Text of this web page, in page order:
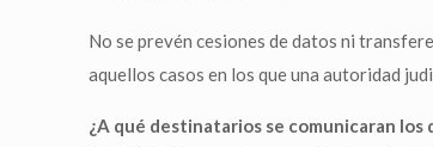
No se prevén cesiones de datos ni
aquellos casos en los que una autoridad
¿A qué destinatarios se comunicaran los